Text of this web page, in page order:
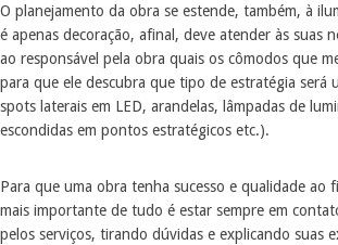
O planejamento da obra se estende, também, à
é apenas decoração, afinal, deve atender às suas
ao responsável pela obra quais os cômodos que
para que ele descubra que tipo de estratégia será
spots laterais em LED, arandelas, lâmpadas de
escondidas em pontos estratégicos etc.).
Para que uma obra tenha sucesso e qualidade ao
mais importante de tudo é estar sempre em
pelos serviços, tirando dúvidas e explicando suas